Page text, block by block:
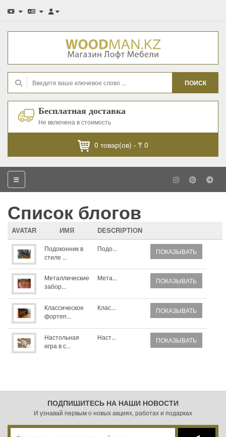
ПОИСК
Бесплатная доставка
Не включена в стоимость
0 товар(ов) - ₸ 0
Список блогов
AVATAR ИМЯ DESCRIPTION
Подоконник в
стиле ...
Подо... ПОКАЗЫВАТЬ
Металлические
забор...
Мета... ПОКАЗЫВАТЬ
Классическое
фортеп...
Клас... ПОКАЗЫВАТЬ
Настольная
игра в с...
Наст... ПОКАЗЫВАТЬ
ПОДПИШИТЕСЬ НА НАШИ НОВОСТИ
И узнавай первым о новых акциях, работах и подарках